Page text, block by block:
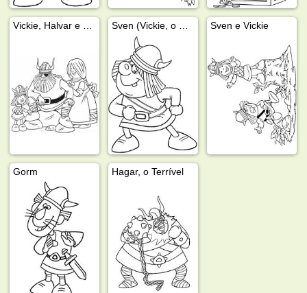
Sven e Vickie
Gorm Hagar, o Terrível